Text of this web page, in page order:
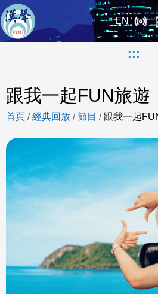
EN
:::
跟我一起FUN旅遊
首頁 /經典回放 /節目 / 跟我一起